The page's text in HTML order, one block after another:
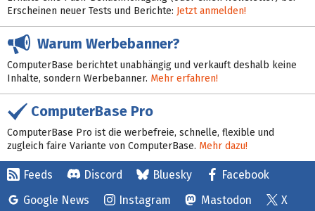
Erscheinen neuer Tests und Berichte: Jetzt anmelden!
Warum Werbebanner?
ComputerBase berichtet unabhängig und verkauft deshalb keine
Inhalte, sondern Werbebanner. Mehr erfahren!
ComputerBase Pro
ComputerBase Pro ist die werbefreie, schnelle, flexible und
zugleich faire Variante von ComputerBase. Mehr dazu!
Feeds Discord Bluesky
Facebook
Google News
Instagram Mastodon
X